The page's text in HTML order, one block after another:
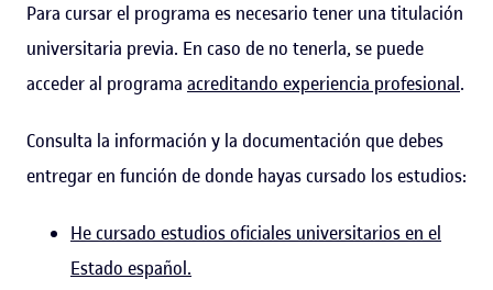
Para cursar el programa es necesario tener una titulación
universitaria previa. En caso de no tenerla, se puede
acceder al programa acreditando experiencia profesional.
Consulta la información y la documentación que debes
entregar en función de donde hayas cursado los estudios:
He cursado estudios oficiales universitarios en el
Estado español.